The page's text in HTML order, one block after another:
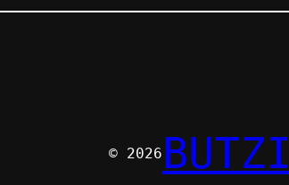
© 2026 BUTZI